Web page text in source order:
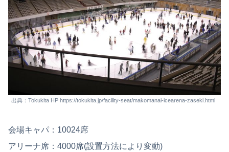
出典：Tokukita HP https://tokukita.jp/facility-seat/makomanai-icearena-zaseki.html
会場キャパ：10024席
アリーナ席：4000席(設置方法により変動)